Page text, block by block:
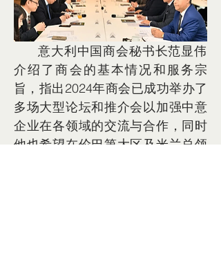
      意大利中国商会秘书长范显伟
介绍了商会的基本情况和服务宗
旨，指出2024年商会已成功举办了
多场大型论坛和推介会以加强中意
企业在各领域的交流与合作，同时
他也希望在伦巴第大区及米兰总领